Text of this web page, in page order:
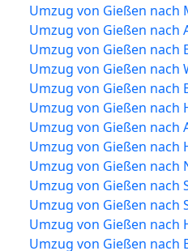
Umzug von Gießen nach
Umzug von Gießen nach
Umzug von Gießen nach
Umzug von Gießen nach
Umzug von Gießen nach
Umzug von Gießen nach
Umzug von Gießen nach
Umzug von Gießen nach
Umzug von Gießen nach
Umzug von Gießen nach
Umzug von Gießen nach
Umzug von Gießen nach
Umzug von Gießen nach